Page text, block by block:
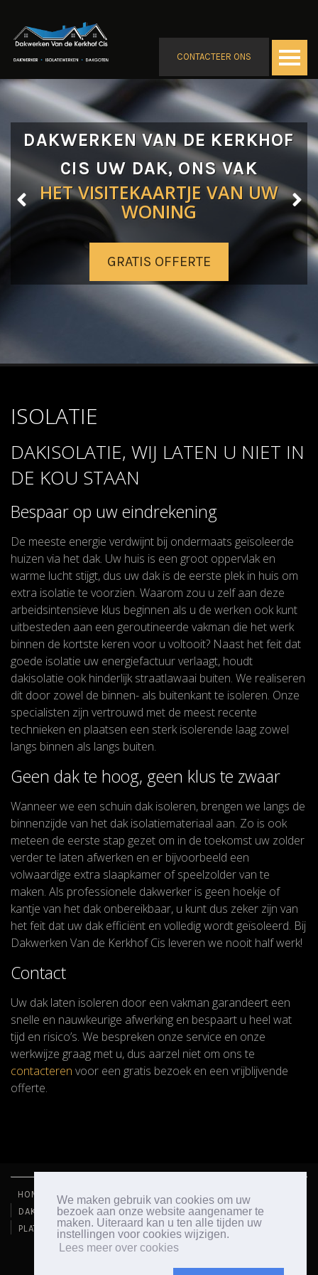
We maken gebruik van cookies om uw
bezoek aan onze website aangenamer te
maken. Uiteraard kan u ten alle tijden uw
instellingen voor cookies wijzigen.
Lees meer over cookies
CONTACTEER ONS
DAKWERKEN VAN DE KERKHOF
CIS UW DAK, ONS VAK
HET VISITEKAARTJE VAN UW
WONING
GRATIS OFFERTE
ISOLATIE
DAKISOLATIE, WIJ LATEN U NIET IN
DE KOU STAAN
Bespaar op uw eindrekening
De meeste energie verdwijnt bij ondermaats geïsoleerde
huizen via het dak. Uw huis is een groot oppervlak en
warme lucht stijgt, dus uw dak is de eerste plek in huis om
extra isolatie te voorzien. Waarom zou u zelf aan deze
arbeidsintensieve klus beginnen als u de werken ook kunt
uitbesteden aan een geroutineerde vakman die het werk
binnen de kortste keren voor u voltooit? Naast het feit dat
goede isolatie uw energiefactuur verlaagt, houdt
dakisolatie ook hinderlijk straatlawaai buiten. We realiseren
dit door zowel de binnen- als buitenkant te isoleren. Onze
specialisten zijn vertrouwd met de meest recente
technieken en plaatsen een sterk isolerende laag zowel
langs binnen als langs buiten.
Geen dak te hoog, geen klus te zwaar
Wanneer we een schuin dak isoleren, brengen we langs de
binnenzijde van het dak isolatiemateriaal aan. Zo is ook
meteen de eerste stap gezet om in de toekomst uw zolder
verder te laten afwerken en er bijvoorbeeld een
volwaardige extra slaapkamer of speelzolder van te
maken. Als professionele dakwerker is geen hoekje of
kantje van het dak onbereikbaar, u kunt dus zeker zijn van
het feit dat uw dak efficiënt en volledig wordt geïsoleerd. Bij
Dakwerken Van de Kerkhof Cis leveren we nooit half werk!
Contact
Uw dak laten isoleren door een vakman garandeert een
snelle en nauwkeurige afwerking en bespaart u heel wat
tijd en risico’s. We bespreken onze service en onze
werkwijze graag met u, dus aarzel niet om ons te
contacteren voor een gratis bezoek en een vrijblijvende
offerte.
HOME DAKWERKEN RENOVATIE
DAKGOTEN
TRESPA
REINIGING - ONTMOSSING
PLATTE DAKEN